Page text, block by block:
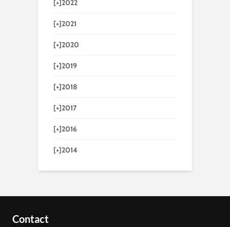
[+]2022
[+]2021
[+]2020
[+]2019
[+]2018
[+]2017
[+]2016
[+]2014
Contact